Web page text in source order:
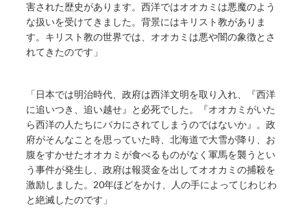
害された歴史があります。西洋ではオオカミは悪魔のよう
な扱いを受けてきました。背景にはキリスト教がありま
す。キリスト教の世界では、オオカミは悪や闇の象徴とさ
れてきたのです」
「日本では明治時代、政府は西洋文明を取り入れ、『西洋
に追いつき、追い越せ』と必死でした。『オオカミがいた
ら西洋の人たちにバカにされてしまうのではないか』。政
府がそんなことを思っていた時、北海道で大雪が降り、お
腹をすかせたオオカミが食べるものがなく軍馬を襲うとい
う事件が発生し、政府は報奨金を出してオオカミの捕殺を
激励しました。20年ほどをかけ、人の手によってじわじわ
と絶滅したのです」